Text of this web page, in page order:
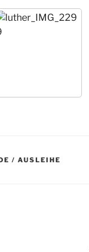
/ AUSLEIHE